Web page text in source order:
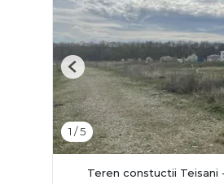
1 /5
Previous
Teren constuctii Teisani